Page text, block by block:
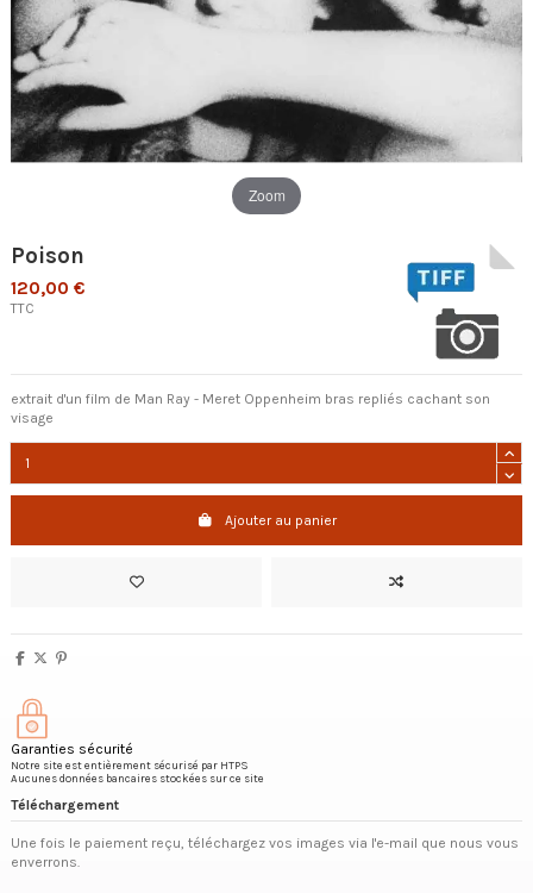
Zoom
Poison
120,00 €
TTC
extrait d'un film de Man Ray - Meret Oppenheim bras repliés cachant son
visage
Ajouter au panier
Garanties sécurité
Notre site est entièrement sécurisé par HTPS
Aucunes données bancaires stockées sur ce site
Téléchargement
Une fois le paiement reçu, téléchargez vos images via l'e-mail que nous vous
enverrons.